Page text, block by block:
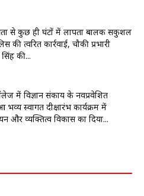
से कुछ ही घंटों में लापता बालक सकुशल
की त्वरित कार्रवाई, चौकी प्रभारी
की...
में विज्ञान संकाय के नवप्रवेशित
भव्य स्वागत दीक्षारंभ कार्यक्रम में
और व्यक्तित्व विकास का दिया...